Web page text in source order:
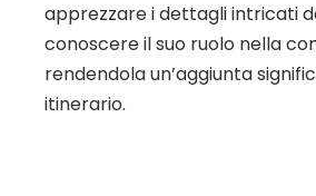
apprezzare i dettagli intricati
conoscere il suo ruolo nella
rendendola un’aggiunta
itinerario.